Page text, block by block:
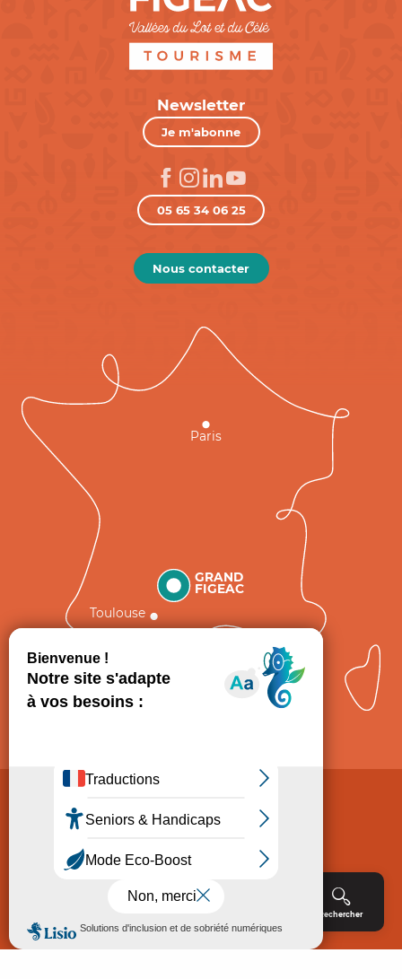
Rechercher
Newsletter
Je m'abonne
05 65 34 06 25
Nous contacter
GRAND
FIGEAC
Toulouse
Paris
Politique de Protection des données
Accessibilité : non conforme